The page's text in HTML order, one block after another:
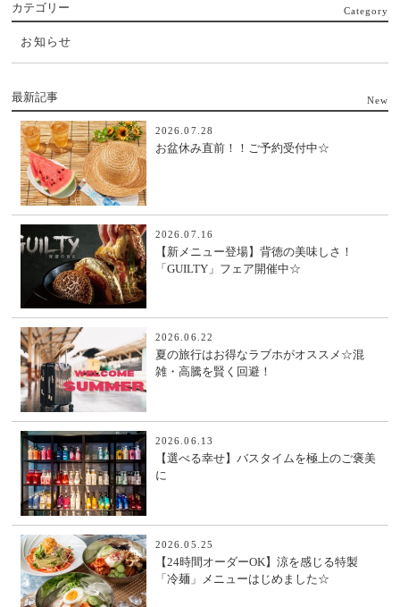
カテゴリー Category
お知らせ
最新記事 New
2026.07.28
お盆休み直前！！ご予約受付中☆
2026.07.16
【新メニュー登場】背徳の美味しさ！
「GUILTY」フェア開催中☆
2026.06.22
夏の旅行はお得なラブホがオススメ☆混
雑・高騰を賢く回避！
2026.06.13
【選べる幸せ】バスタイムを極上のご褒美
に
2026.05.25
【24時間オーダーOK】涼を感じる特製
「冷麺」メニューはじめました☆